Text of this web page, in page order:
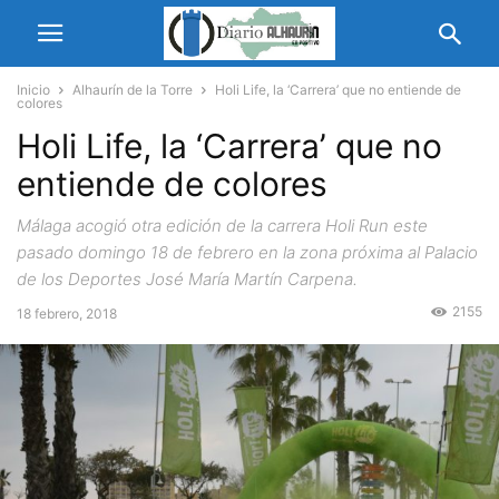
Inicio Alhaurín de la Torre
Holi Life, la ‘Carrera’ que no entiende de
colores
Holi Life, la ‘Carrera’ que no
entiende de colores
Málaga acogió otra edición de la carrera Holi Run este
pasado domingo 18 de febrero en la zona próxima al Palacio
de los Deportes José María Martín Carpena.
18 febrero, 2018 2155